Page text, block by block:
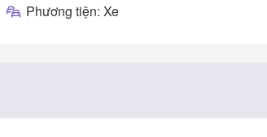
Phương tiện: Xe